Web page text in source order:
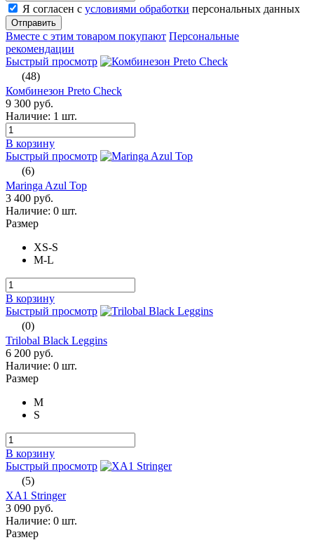
Я согласен с условиями обработки персональных данных
Отправить
Вместе с этим товаром покупают Персональные
рекомендации
Быстрый просмотр
(48)
Комбинезон Preto Check
9 300 руб.
Наличие: 1 шт.
В корзину
Быстрый просмотр
(6)
Maringa Azul Top
3 400 руб.
Наличие: 0 шт.
Размер
XS-S
M-L
В корзину
Быстрый просмотр
(0)
Trilobal Black Leggins
6 200 руб.
Наличие: 0 шт.
Размер
M
S
В корзину
Быстрый просмотр
(5)
XA1 Stringer
3 090 руб.
Наличие: 0 шт.
Размер